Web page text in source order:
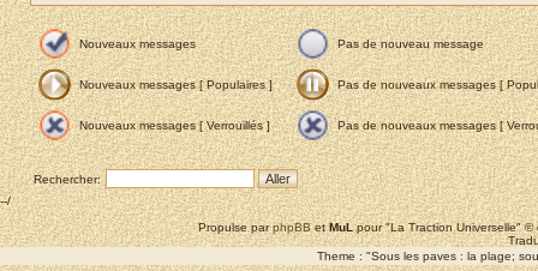
Nouveaux messages Pas de nouveau message
Nouveaux messages [ Populaires ] Pas de nouveaux messages [
Nouveaux messages [ Verrouillés ] Pas de nouveaux messages [
Rechercher:
--/
Propulse parphpBBetMuLpour "La Traction Universelle"
Theme : "Sous les paves : la plage;